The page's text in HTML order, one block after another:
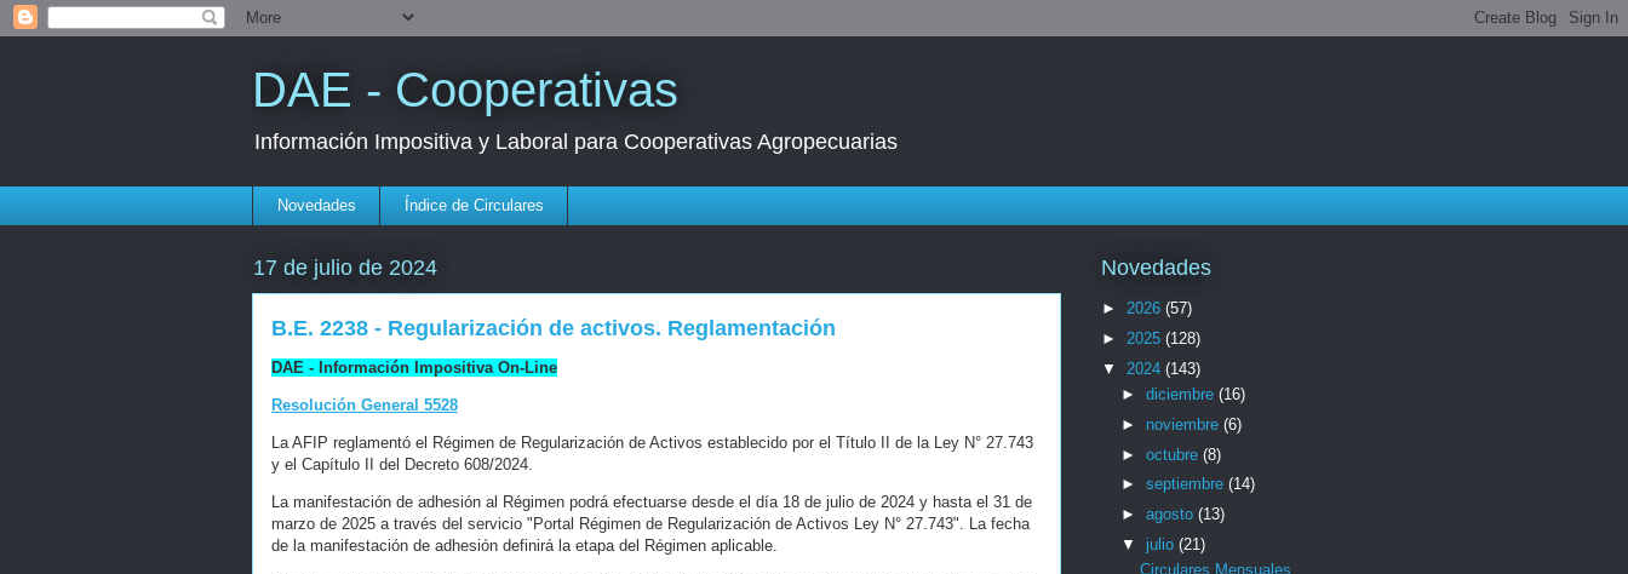
DAE - Cooperativas
Información Impositiva y Laboral para Cooperativas Agropecuarias
Novedades Índice de Circulares
17 de julio de 2024
B.E. 2238 - Regularización de activos. Reglamentación
DAE - Información Impositiva On-Line
Resolución General 5528
La AFIP reglamentó el Régimen de Regularización de Activos establecido por el Título II de la Ley N° 27.743
y el Capítulo II del Decreto 608/2024.
La manifestación de adhesión al Régimen podrá efectuarse desde el día 18 de julio de 2024 y hasta el 31 de
marzo de 2025 a través del servicio "Portal Régimen de Regularización de Activos Ley N° 27.743". La fecha
de la manifestación de adhesión definirá la etapa del Régimen aplicable.
Novedades
► 2026 (57)
► 2025 (128)
▼ 2024 (143)
► diciembre (16)
► noviembre (6)
► octubre (8)
► septiembre (14)
► agosto (13)
▼ julio (21)
Circulares Mensuales